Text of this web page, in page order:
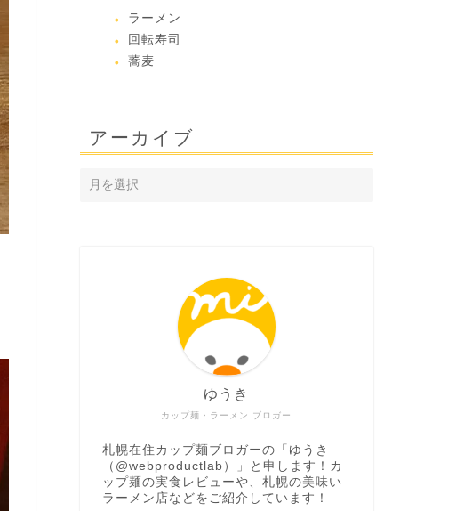
ラーメン
回転寿司
蕎麦
アーカイブ
カップ麺・ラーメン ブロガー
ゆうき
札幌在住カップ麺ブロガーの「ゆうき
（ @webproductlab ）」と申します！カ
ップ麺の実食レビューや、札幌の美味い
ラーメン店などをご紹介しています！